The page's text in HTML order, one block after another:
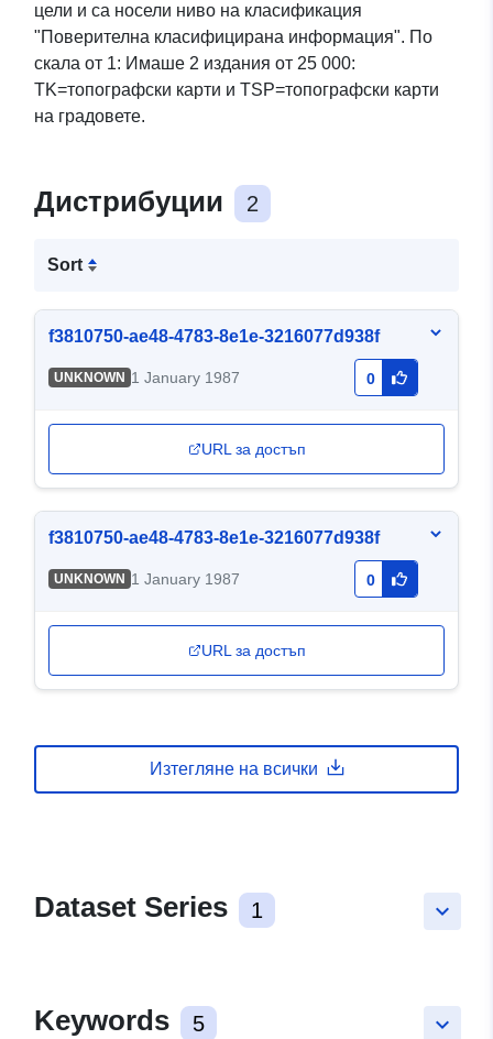
цели и са носели ниво на класификация
"Поверителна класифицирана информация". По
скала от 1: Имаше 2 издания от 25 000:
TK=топографски карти и TSP=топографски карти
на градовете.
Дистрибуции 2
Sort
f3810750-ae48-4783-8e1e-3216077d938f
UNKNOWN 1 January 1987 0
URL за достъп
f3810750-ae48-4783-8e1e-3216077d938f
UNKNOWN 1 January 1987 0
URL за достъп
Изтегляне на всички
keyboard_arrow_down
Dataset Series 1
keyboard_arrow_down
Keywords 5